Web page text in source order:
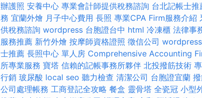
辦護照 安養中心 專業會計師提供稅務諮詢 台北記帳士推
務 宜蘭外燴 月子中心費用 長照 專業CPA Firm服務介紹
供稅務諮詢 wordpress 台胞證台中 html 冷凍櫃 法律事
服務推薦 新竹外燴 按摩師資格證照 徵信公司 wordpress
士推薦 長照中心 單人房 Comprehensive Accounting
所專業服務 寶塔 信賴的記帳事務所夥伴 北投撥筋技術
行銷 玻尿酸 local seo 聽力檢查 清潔公司 台胞證宜蘭
公司處理帳務 工商登記全攻略 餐盒 靈骨塔 全瓷冠 小型